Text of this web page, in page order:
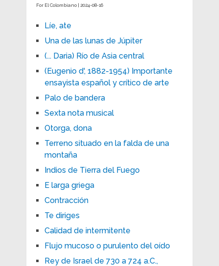
For El Colombiano | 2024-08-16
Líe, ate
Una de las lunas de Júpiter
(... Daria) Río de Asia central
(Eugenio d', 1882-1954) Importante
ensayista español y crítico de arte
Palo de bandera
Sexta nota musical
Otorga, dona
Terreno situado en la falda de una
montaña
Indios de Tierra del Fuego
E larga griega
Contracción
Te diriges
Calidad de intermitente
Flujo mucoso o purulento del oído
Rey de Israel de 730 a 724 a.C.,